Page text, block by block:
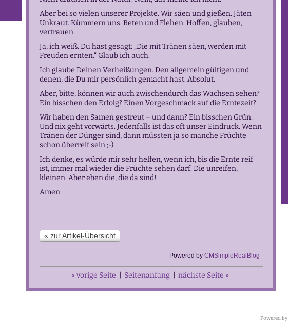
Aber bei so vielen unserer Projekte. Wir säen und gießen. Jäten
Unkraut. Kümmern uns. Beten und Flehen. Hoffen, glauben,
vertrauen.
Ja, ich weiß. Du hast gesagt: „Die mit Tränen säen, werden mit
Freuden ernten.“ Glaub ich auch.
Ich glaube Deinen Verheißungen. Den allgemein gültigen und
denen, die Du mir persönlich gemacht hast. Absolut.
Aber, bitte, können wir auch zwischendurch das Wachsen sehen?
Ein bisschen den Erfolg? Einen Vorgeschmack auf die Erntezeit?
Wir haben den Samen gestreut – und dann? Ein bisschen Grün.
Und nix geht vorwärts. Jedenfalls ist das oft unser Eindruck. Wenn
Tränen der Dünger sind, dann müssten ja so manche Früchte
schon überreif sein ;-)
Ich denke, es würde mir sehr helfen, wenn ich, bis die Ernte reif
ist, immer mal wieder die Früchte sehen darf. Die unreifen,
kleinen. Aber eben die, die da sind!
Amen
« zur Artikel-Übersicht
Powered by CMSimpleRealBlog
« vorige Seite Seitenanfang nächste Seite »
Powered by